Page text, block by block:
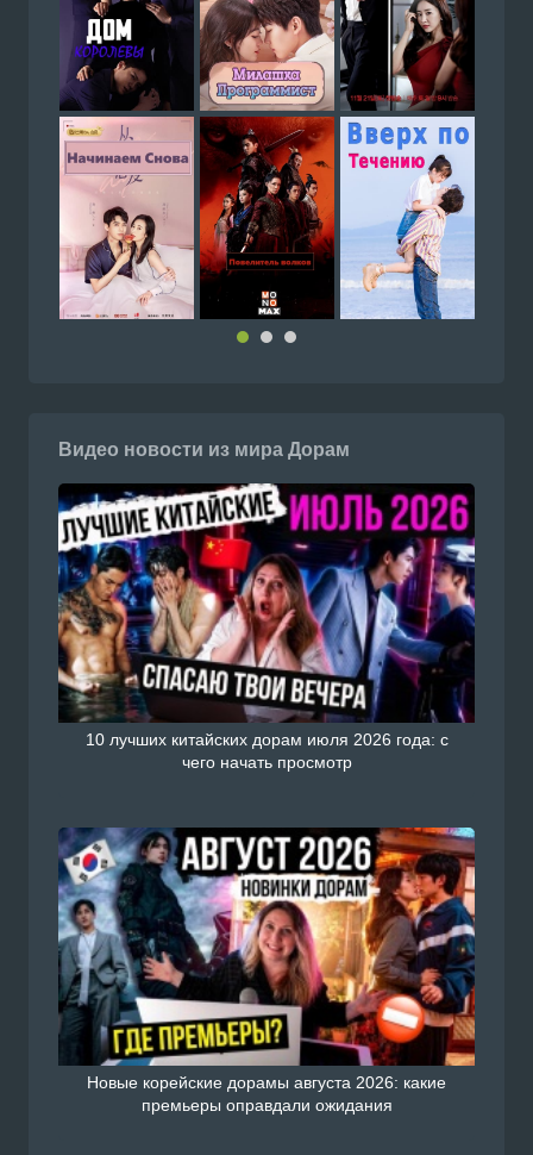
Видео новости из мира Дорам
10 лучших китайских дорам июля 2026 года: с
чего начать просмотр
Новые корейские дорамы августа 2026: какие
премьеры оправдали ожидания